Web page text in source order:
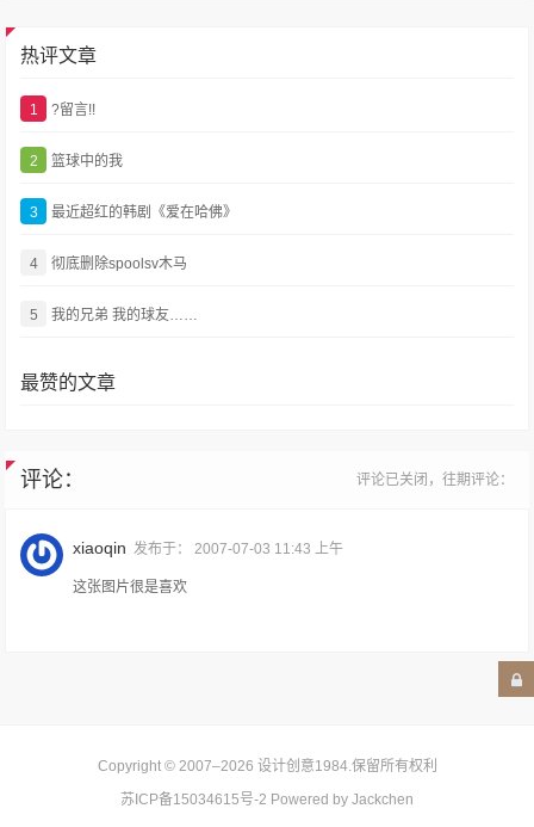
热评文章
1 ?留言!!
2 篮球中的我
3 最近超红的韩剧《爱在哈佛》
4 彻底删除spoolsv木马
5 我的兄弟 我的球友……
最赞的文章
评论： 评论已关闭，往期评论：
xiaoqin 发布于：2007-07-03 11:43 上午
这张图片很是喜欢
Copyright © 2007–2026 设计创意1984.保留所有权利
苏ICP备15034615号-2 Powered by Jackchen